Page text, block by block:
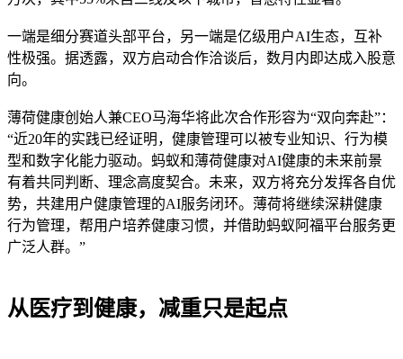
一端是细分赛道头部平台，另一端是亿级用户AI生态，互补
性极强。据透露，双方启动合作洽谈后，数月内即达成入股意
向。
薄荷健康创始人兼CEO马海华将此次合作形容为“双向奔赴”：
“近20年的实践已经证明，健康管理可以被专业知识、行为模
型和数字化能力驱动。蚂蚁和薄荷健康对AI健康的未来前景
有着共同判断、理念高度契合。未来，双方将充分发挥各自优
势，共建用户健康管理的AI服务闭环。薄荷将继续深耕健康
行为管理，帮用户培养健康习惯，并借助蚂蚁阿福平台服务更
广泛人群。”
从医疗到健康，减重只是起点